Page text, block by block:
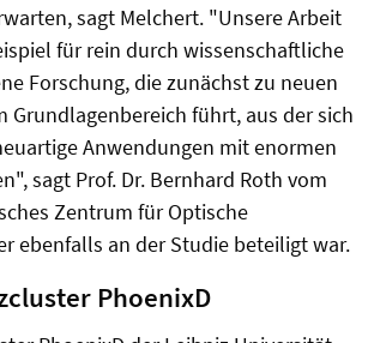
sagt Melchert. "Unsere Arbeit
für rein durch wissenschaftliche
Forschung, die zunächst zu neuen
Grundlagenbereich führt, aus der sich
Anwendungen mit enormen
sagt Prof. Dr. Bernhard Roth vom
Zentrum für Optische
ebenfalls an der Studie beteiligt war.
PhoenixD